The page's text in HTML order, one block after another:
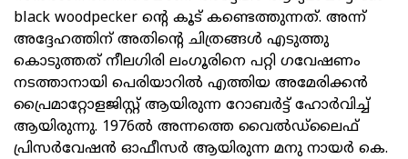
black woodpecker ന്റെ കൂട് കണ്ടെത്തുന്നത്. അന്ന്
അദ്ദേഹത്തിന് അതിന്റെ ചിത്രങ്ങൾ എടുത്തു
കൊടുത്തത് നീലഗിരി ലംഗൂരിനെ പറ്റി ഗവേഷണം
നടത്താനായി പെരിയാറിൽ എത്തിയ അമേരിക്കൻ
പ്രൈമാറ്റോളജിസ്റ്റ് ആയിരുന്ന റോബർട്ട്‌ ഹോർവിച്ച്
ആയിരുന്നു. 1976ൽ അന്നത്തെ വൈൽഡ്ലൈഫ്
പ്രിസർവേഷൻ ഓഫീസർ ആയിരുന്ന മനു നായർ കെ.